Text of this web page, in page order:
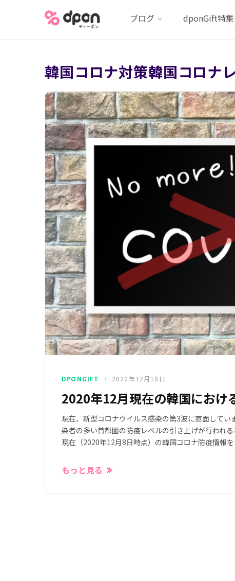
ブログ dponGift特集
韓国コロナ対策韓国コロナ
DPONGIFT 2020年12月10日
2020年12月現在の韓国におけ
現在、新型コロナウイルス感染の第3波に直面して
染者の多い首都圏の防疫レベルの引き上げが行われ
現在（2020年12月8日時点）の韓国コロナ防疫情報を
もっと見る